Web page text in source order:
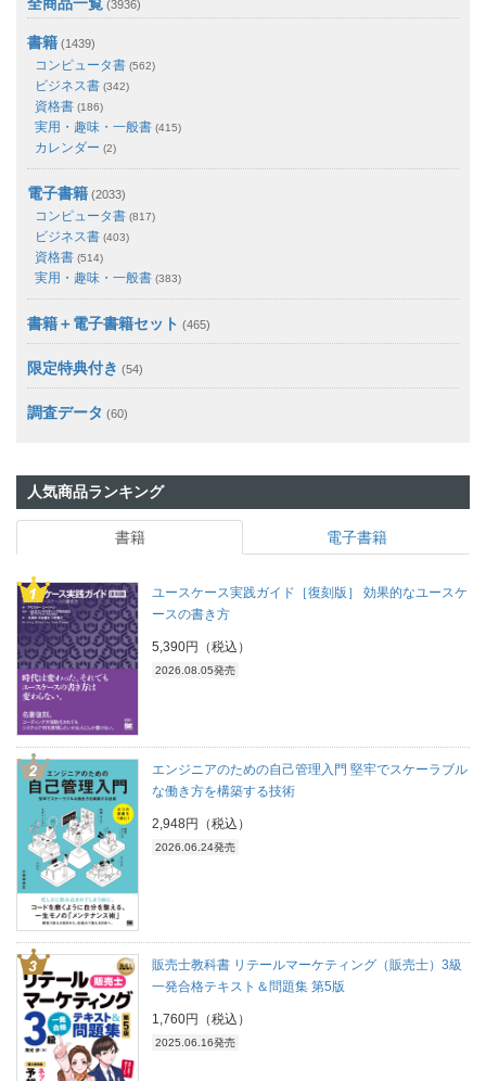
(3936)
書籍 (1439)
コンピュータ書 (562)
ビジネス書 (342)
資格書 (186)
実用・趣味・一般書 (415)
カレンダー (2)
電子書籍 (2033)
コンピュータ書 (817)
ビジネス書 (403)
資格書 (514)
実用・趣味・一般書 (383)
書籍＋電子書籍セット (465)
限定特典付き (54)
調査データ (60)
人気商品ランキング
書籍 電子書籍
ユースケース実践ガイド［復刻版］ 効果的なユースケ
ースの書き方
5,390円（税込）
2026.08.05発売
エンジニアのための自己管理入門 堅牢でスケーラブル
な働き方を構築する技術
2,948円（税込）
2026.06.24発売
販売士教科書 リテールマーケティング（販売士）3級
一発合格テキスト＆問題集 第5版
1,760円（税込）
2025.06.16発売